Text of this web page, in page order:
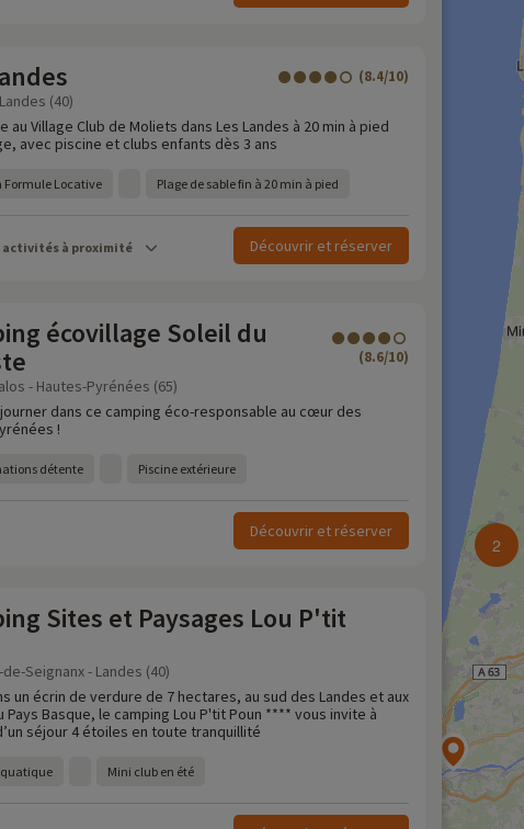
(8.4/10)
(40)
au Village Club de Moliets dans Les Landes à 20 min à pied
avec piscine et clubs enfants dès 3 ans
Formule Locative Plage de sable fin à 20 min à pied
activités à proximité Découvrir et réserver
écovillage Soleil du
(8.6/10)
- Hautes-Pyrénées (65)
dans ce camping éco-responsable au cœur des
!
détente Piscine extérieure
Découvrir et réserver
Sites et Paysages Lou P'tit
Seignanx - Landes (40)
un écrin de verdure de 7 hectares, au sud des Landes et aux
Pays Basque, le camping Lou P'tit Poun **** vous invite à
séjour 4 étoiles en toute tranquillité
Mini club en été
2